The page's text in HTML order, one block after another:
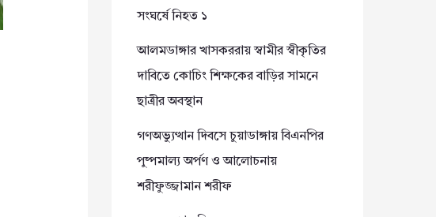
সংঘর্ষে নিহত ১
আলমডাঙ্গার খাসকররায় স্বামীর স্বীকৃতির
দাবিতে কোচিং শিক্ষকের বাড়ির সামনে
ছাত্রীর অবস্থান
গণঅভ্যুত্থান দিবসে চুয়াডাঙ্গায় বিএনপির
পুষ্পমাল্য অর্পণ ও আলোচনায়
শরীফুজ্জামান শরীফ